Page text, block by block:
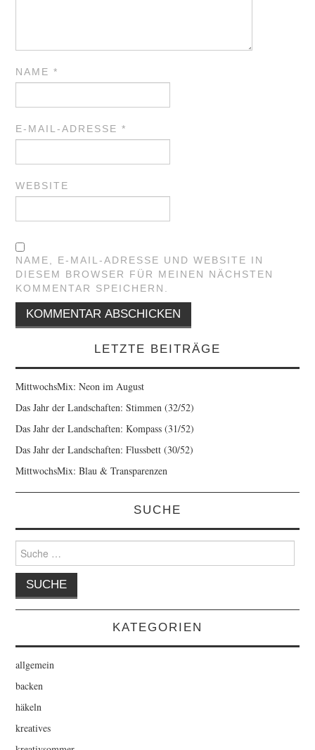
NAME*
E-MAIL-ADRESSE*
WEBSITE
NAME, E-MAIL-ADRESSE UND WEBSITE IN
DIESEM BROWSER FÜR MEINEN NÄCHSTEN
KOMMENTAR SPEICHERN.
LETZTE BEITRÄGE
MittwochsMix: Neon im August
Das Jahr der Landschaften: Stimmen (32/52)
Das Jahr der Landschaften: Kompass (31/52)
Das Jahr der Landschaften: Flussbett (30/52)
MittwochsMix: Blau & Transparenzen
SUCHE
Suche
nach:
KATEGORIEN
allgemein
backen
häkeln
kreatives